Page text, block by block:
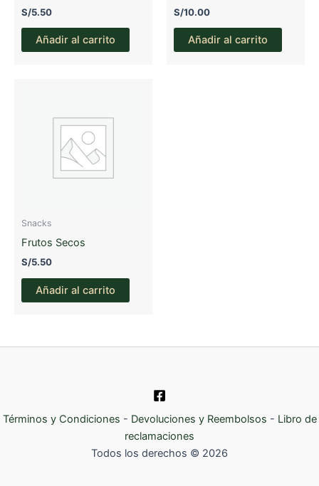
S/5.50
Añadir al carrito
S/10.00
Añadir al carrito
Snacks
Frutos Secos
S/5.50
Añadir al carrito
Términos y Condiciones - Devoluciones y Reembolsos - Libro de
reclamaciones
Todos los derechos © 2026